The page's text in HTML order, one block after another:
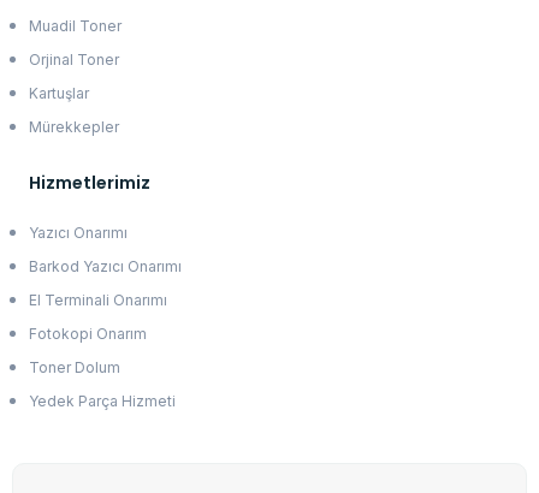
Muadil Toner
Orjinal Toner
Kartuşlar
Mürekkepler
Hizmetlerimiz
Yazıcı Onarımı
Barkod Yazıcı Onarımı
El Terminali Onarımı
Fotokopi Onarım
Toner Dolum
Yedek Parça Hizmeti